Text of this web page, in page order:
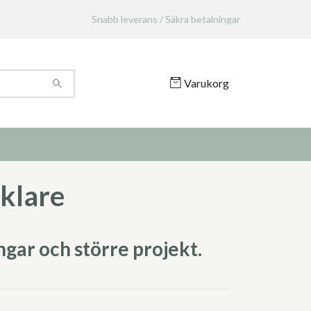
Snabb leverans / Säkra betalningar
Varukorg
och större projekt.